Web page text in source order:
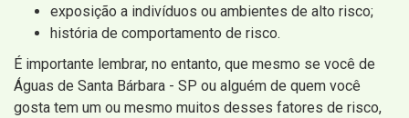
exposição a indivíduos ou ambientes de alto risco;
história de comportamento de risco.
É importante lembrar, no entanto, que mesmo se você de
Águas de Santa Bárbara - SP ou alguém de quem você
gosta tem um ou mesmo muitos desses fatores de risco,